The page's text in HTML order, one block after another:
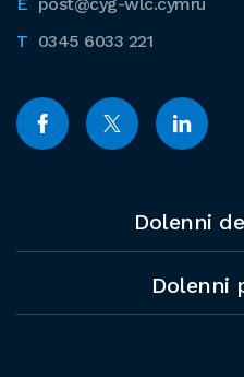
0345 6033 221
Dolenni
Dolenni